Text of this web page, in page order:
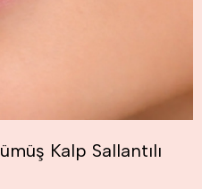
Kalp Sallantılı